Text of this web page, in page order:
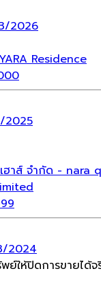
2026
Residence
2025
ฮาส์ จํากัด - nara
2024
ย์ให้ปิดการขายได้